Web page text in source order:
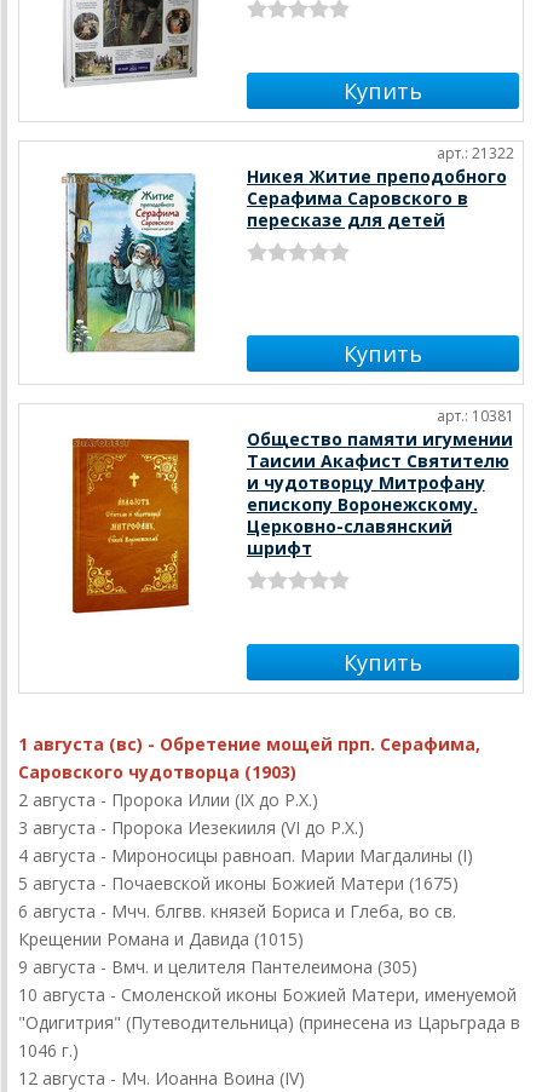
арт.: 21322
Никея Житие преподобного
Серафима Саровского в
пересказе для детей
арт.: 10381
Общество памяти игумении
Таисии Акафист Святителю
и чудотворцу Митрофану
епископу Воронежскому.
Церковно-славянский
шрифт
1 августа (вс) - Обретение мощей прп. Серафима,
Саровского чудотворца (1903)
2 августа - Пророка Илии (IX до Р.Х.)
3 августа - Пророка Иезекииля (VI до Р.Х.)
4 августа - Мироносицы равноап. Марии Магдалины (I)
5 августа - Почаевской иконы Божией Матери (1675)
6 августа - Мчч. блгвв. князей Бориса и Глеба, во св.
Крещении Романа и Давида (1015)
9 августа - Вмч. и целителя Пантелеимона (305)
10 августа - Смоленской иконы Божией Матери, именуемой
"Одигитрия" (Путеводительница) (принесена из Царьграда в
1046 г.)
12 августа - Мч. Иоанна Воина (IV)